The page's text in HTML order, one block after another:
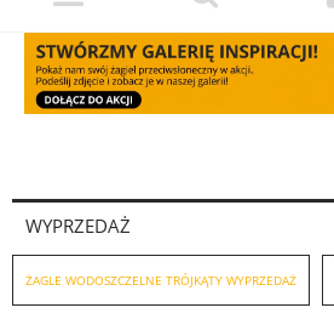
WYPRZEDAŻ
ŻAGLE WODOSZCZELNE TRÓJKĄTY WYPRZEDAŻ